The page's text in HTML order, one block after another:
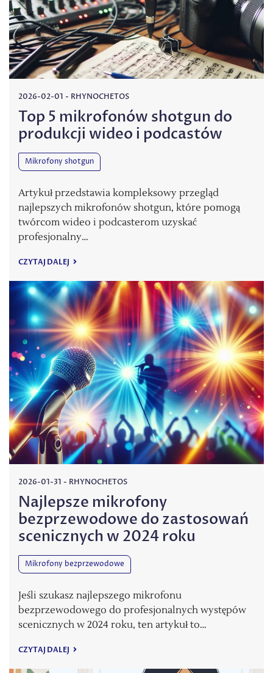
2026-02-01 - RHYNOCHETOS
Top 5 mikrofonów shotgun do
produkcji wideo i podcastów
Mikrofony shotgun
Artykuł przedstawia kompleksowy przegląd
najlepszych mikrofonów shotgun, które pomogą
twórcom wideo i podcasterom uzyskać
profesjonalny…
CZYTAJ DALEJ
2026-01-31 - RHYNOCHETOS
Najlepsze mikrofony
bezprzewodowe do zastosowań
scenicznych w 2024 roku
Mikrofony bezprzewodowe
Jeśli szukasz najlepszego mikrofonu
bezprzewodowego do profesjonalnych występów
scenicznych w 2024 roku, ten artykuł to…
CZYTAJ DALEJ